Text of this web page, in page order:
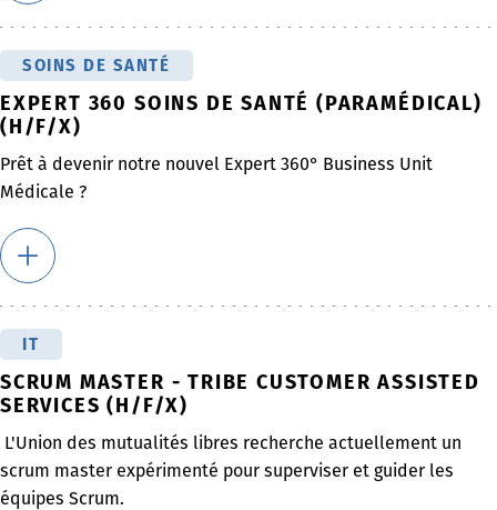
SOINS DE SANTÉ
EXPERT 360 SOINS DE SANTÉ (PARAMÉDICAL)
(H/F/X)
Prêt à devenir notre nouvel Expert 360° Business Unit
Médicale ?
IT
SCRUM MASTER - TRIBE CUSTOMER ASSISTED
SERVICES (H/F/X)
L'Union des mutualités libres recherche actuellement un
scrum master expérimenté pour superviser et guider les
équipes Scrum.